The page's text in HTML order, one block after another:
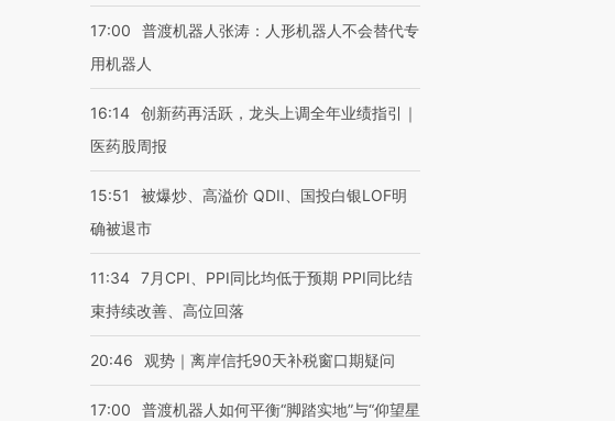
17:00
普渡机器人张涛：人形机器人不会替代专
用机器人
16:14 创新药再活跃，龙头上调全年业绩指引｜
医药股周报
15:51
被爆炒、高溢价 QDII、国投白银LOF明
确被退市
11:34 7月CPI、PPI同比均低于预期 PPI同比结
束持续改善、高位回落
20:46 观势｜离岸信托90天补税窗口期疑问
17:00
普渡机器人如何平衡“脚踏实地”与“仰望星